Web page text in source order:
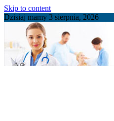
Skip to content
Dzisiaj mamy 3 sierpnia, 2026